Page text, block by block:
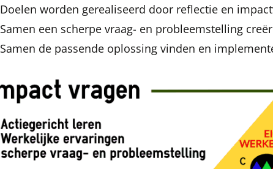
Doelen worden gerealiseerd door reflectie en
Samen een scherpe vraag- en probleemstelling
Samen de passende oplossing vinden en